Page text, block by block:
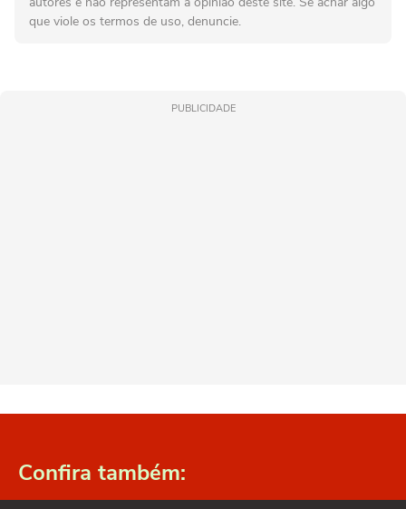
que viole os termos de uso, denuncie.
PUBLICIDADE
Confira também: